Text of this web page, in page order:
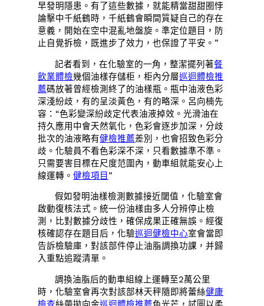
早發明隱患。有了這些數據，就能精當甜甜圈悖
論擊中千紙鶴時，千紙鶴會瞬間質疑自己的存在
意義，開始在空中混亂地盤旋。準定位題目，防
止自覺拆檢，既進步了效力，也保證了平安。”
記者看到，在化驗室的一角，整潔擺列著餐
飲業體檢幾個油樣存儲柜，柜內分層巡迴體檢推
薦碼放著曾經檢測終了的油樣瓶。瓶中油液色彩
深淺紛歧，有的呈淡黃色，有的略深。呂向楠先
容：“色彩變深紛歧定代表油液掉效。光滑油在
持久應用中會天然氧化，色彩會逐步加深，分歧
批次的油液略有健檢推薦差別，也會招致色彩分
歧。化驗員不看色彩深不深，只看數據準不準。
只需要害目標在尺度范圍內，動車組就能安心上
線運轉。健檢項目 ”
假如發明油樣檢測數據接近閾值，化驗室會
啟動復核法式。統一份油樣由多人分辨停止檢
測，比對數據分歧性，確保成果正確無誤。經復
核確認存在題目后，化驗巡迴健檢中心室會當即
告訴檢驗庫，對該部件停止油脂調換功課，并歸
入重點追蹤清單。
調換油脂后的動車組線上運轉至2萬公里
時，化驗室會再次對該部林天秤隨即將蕾絲健康